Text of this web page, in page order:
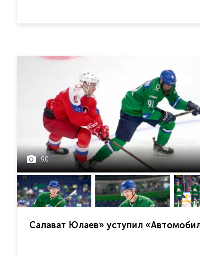
90
Салават Юлаев» уступил